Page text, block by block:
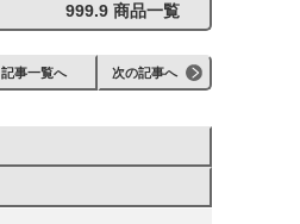
999.9 商品一覧
記事一覧へ 次の記事へ